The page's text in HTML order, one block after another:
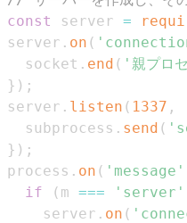
const
server =
server . on (
  socket
. end ( '親プロ
} ) ;
server . listen ( 1337 ,
  subprocess
. send (
} ) ;
process . on ( 'message'
if
( m === 'server'
    server
. on (